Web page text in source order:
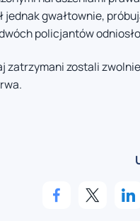
jednak gwałtownie,
policjantów
zatrzymani zostali